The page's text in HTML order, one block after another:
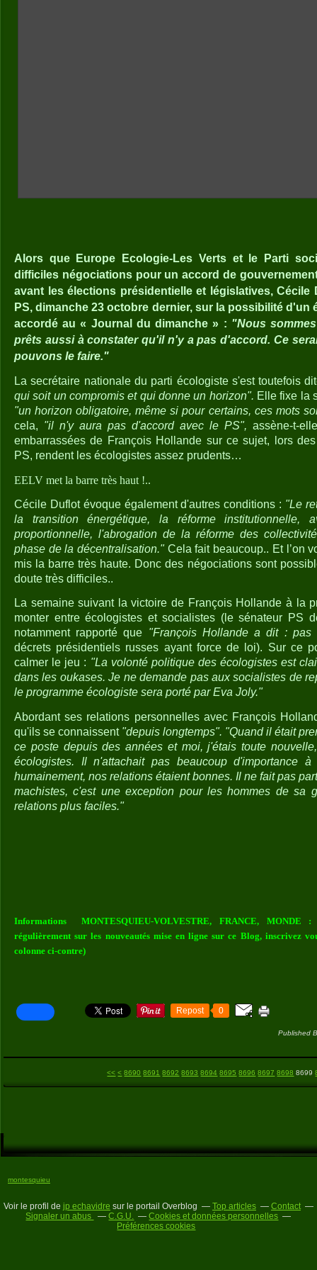
Alors que Europe Ecologie-Les Verts et le Parti
difficiles négociations pour un accord de
avant les élections présidentielle et législatives, Cécile
PS, dimanche 23 octobre dernier, sur la possibilité d'un
accordé au « Journal du dimanche » : "Nous
prêts aussi à constater qu'il n'y a pas d'accord. Ce
pouvons le faire."
La secrétaire nationale du parti écologiste s'est toutefois
qui soit un compromis et qui donne un horizon". Elle fixe la
"un horizon obligatoire, même si pour certains, ces mots
cela, "il n'y aura pas d'accord avec le PS", assène-t-
embarrassées de François Hollande sur ce sujet, lors
PS, rendent les écologistes assez prudents…
EELV met la barre très haut !..
Cécile Duflot évoque également d'autres conditions : "Le
la transition énergétique, la réforme institutionnelle,
proportionnelle, l'abrogation de la réforme des
phase de la décentralisation."Cela fait beaucoup.. Et l’on
mis la barre très haute. Donc des négociations sont
doute très difficiles..
La semaine suivant la victoire de François Hollande à la
monter entre écologistes et socialistes (le sénateur PS
notamment rapporté que "François Hollande a dit : pas
décrets présidentiels russes ayant force de loi). Sur ce
calmer le jeu : "La volonté politique des écologistes est
dans les oukases. Je ne demande pas aux socialistes de
le programme écologiste sera porté par Eva Joly."
Abordant ses relations personnelles avec François
qu'ils se connaissent "depuis longtemps". "Quand il était
ce poste depuis des années et moi, j'étais toute
écologistes. Il n'attachait pas beaucoup d'importance à
humainement, nos relations étaient bonnes. Il ne fait pas
machistes, c'est une exception pour les hommes de sa
relations plus faciles."
Informations MONTESQUIEU-VOLVESTRE, FRANCE, MONDE
régulièrement sur les nouveautés mise en ligne sur ce Blog, inscrivez
colonne ci-contre)
Repost 0
Published
<< < 8600
8610
8620
8630
8640
8650
8660
8670
8680
8690 8691 8692 8693 8694 8695 8696 8697 8698 8699
montesquieu
Voir le profil de jp echavidre sur le portail Overblog Top articles
Contact
Signaler un abus
C.G.U.
Cookies et données personnelles
Préférences cookies